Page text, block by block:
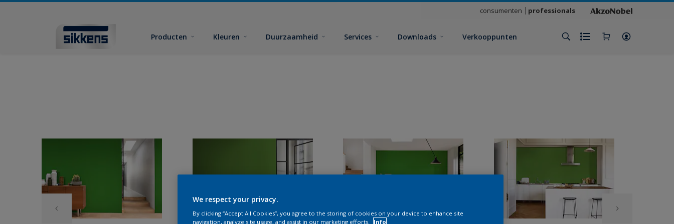
consumenten professionals
Producten Kleuren Duurzaamheid Services Downloads Verkooppunten
We respect your privacy.
By clicking “Accept All Cookies”, you agree to the storing of cookies on your device to enhance site
navigation, analyze site usage, and assist in our marketing efforts.
Info